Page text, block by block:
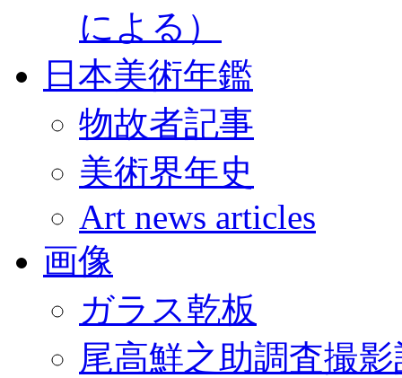
による）
日本美術年鑑
物故者記事
美術界年史
Art news articles
画像
ガラス乾板
尾高鮮之助調査撮